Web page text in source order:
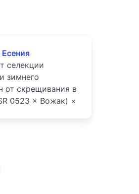
селекции
зимнего
от скрещивания в
0523 × Вожак) ×